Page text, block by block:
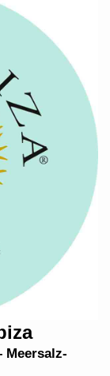
Meersalz-